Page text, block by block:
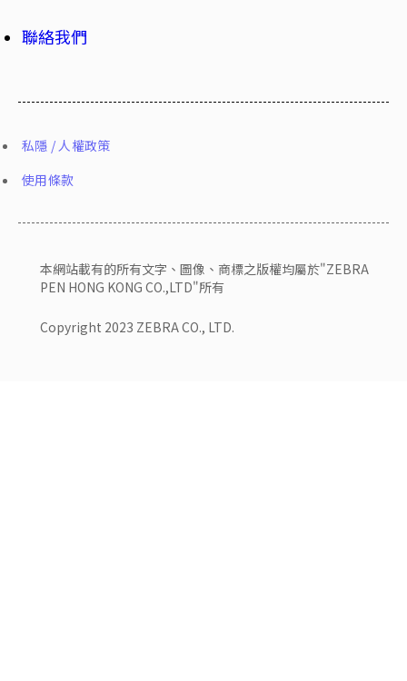
聯絡我們
本網站載有的所有文字、圖像、商標之版權均屬於"ZEBRA
PEN HONG KONG CO.,LTD"所有
Copyright 2023 ZEBRA CO., LTD.
私隱 / 人權政策
使用條款